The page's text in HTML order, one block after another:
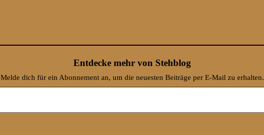
Entdecke mehr von Stehblog
Melde dich für ein Abonnement an, um die neuesten Beiträge per E-Mail zu erhalten.